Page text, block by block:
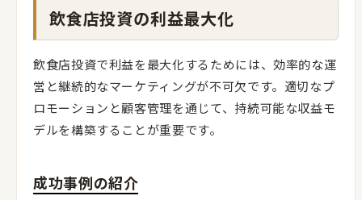
飲食店投資の利益最大化
飲食店投資で利益を最大化するためには、効率的な運
営と継続的なマーケティングが不可欠です。適切なプ
ロモーションと顧客管理を通じて、持続可能な収益モ
デルを構築することが重要です。
成功事例の紹介